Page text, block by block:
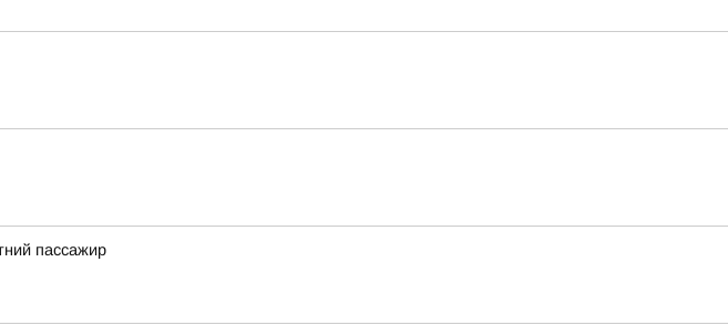
пассажир